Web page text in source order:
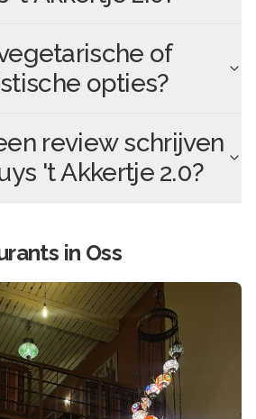
of
opties?
review schrijven
't Akkertje 2.0?
in Oss